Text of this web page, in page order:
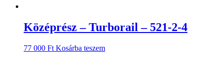
Középrész – Turborail – 521-2-4
77 000 Ft Kosárba teszem